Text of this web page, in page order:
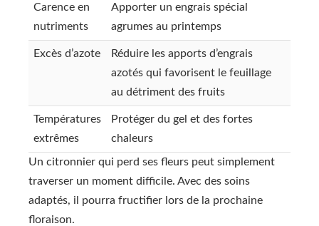
Carence en
nutriments
Apporter un engrais spécial
agrumes au printemps
Excès d’azote
Réduire les apports d’engrais
azotés qui favorisent le feuillage
au détriment des fruits
Températures
extrêmes
Protéger du gel et des fortes
chaleurs
Un citronnier qui perd ses fleurs peut simplement
traverser un moment difficile. Avec des soins
adaptés, il pourra fructifier lors de la prochaine
floraison.